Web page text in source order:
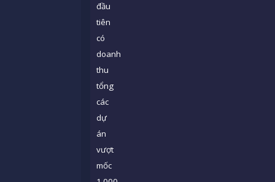
đầu
tiên
có
doanh
thu
tổng
các
dự
án
vượt
mốc